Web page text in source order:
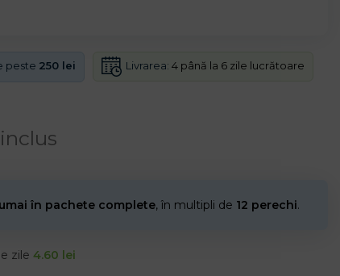
peste 250 lei Livrarea: 4 până la 6 zile lucrătoare
în pachete complete, în multipli de 12 perechi.
zile 4.60 lei